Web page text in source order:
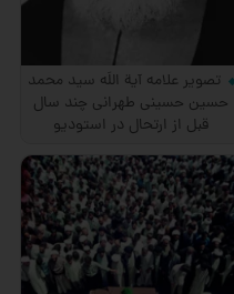
تصویر علامه آیة اللَه سید محمد
حسین حسینی طهرانی چند سال
قبل از ارتحال در استودیو